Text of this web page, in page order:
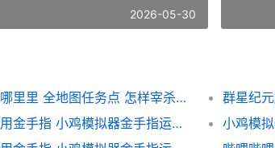
2026-05-30
鹅鸭杀任务点在哪里里 全地图任务点 怎样宰杀鹅鸭
小鸡模拟器如何用金手指 小鸡模拟器金手指运用方式 小鸡模拟器如何联机玩游戏